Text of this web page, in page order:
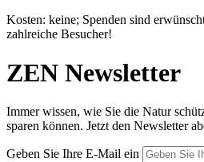
Kosten: keine; Spenden sind
zahlreiche Besucher!
ZEN Newsletter
Immer wissen, wie Sie die Natur
sparen können. Jetzt den Newsletter
Geben Sie Ihre E-Mail ein